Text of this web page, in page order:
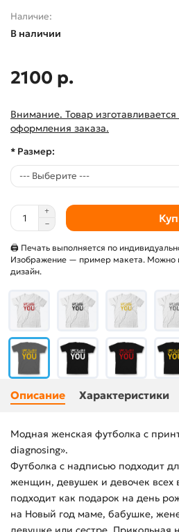
Наличие:
В наличии
2100 р.
Внимание. Товар
оформления заказа.
* Размер:
🖨 Печать выполняется по
Изображение — пример макета. Можно
дизайн.
Описание Характеристики
Модная женская футболка с
diagnosing».
Футболка с надписью подходит
женщин, девушек и девочек всех
подходит как подарок на день
на Новый год маме, бабушке,